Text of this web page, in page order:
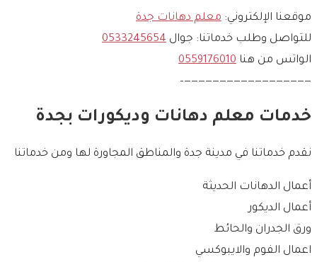
موقعنا الإلكتروني: معلم دهانات جدة
للتواصل وطلب خدماتنا: جوال 0533245654
الواتس من هنا 0559176010
——————————————————–
خدمات معلم دهانات وديكورات بجدة
نقدم خدماتنا في مدينة جدة والمناطق المجاورة لها ومن خدماتنا
أعمال الدهانات الحديثة
أعمال الديكور
ورق الجدران والحائط
اعمال الفوم والايبوكسي